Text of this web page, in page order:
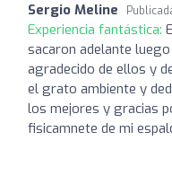
Sergio Meline
Experiencia fantástica:
sacaron adelante
agradecido de ellos y
el grato ambiente y
los mejores y gracias
fisicamnete de mi